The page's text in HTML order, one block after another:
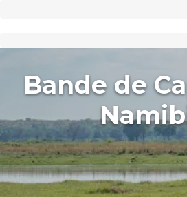
Bande de